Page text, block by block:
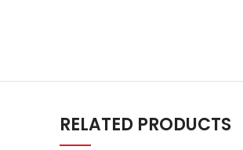
RELATED PRODUCTS